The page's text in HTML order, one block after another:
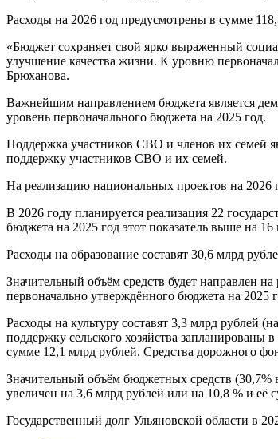
Расходы на 2026 год предусмотрены в сумме
«Бюджет сохраняет свой ярко выраженный
улучшение качества жизни. К уровню
Брюханова.
Важнейшим направлением бюджета является
уровень первоначального бюджета на 2025 год.
Поддержка участников СВО и членов их семей
поддержку участников СВО и их семей.
На реализацию национальных проектов на 2026
В 2026 году планируется реализация 22
бюджета на 2025 год этот показатель выше на
Расходы на образование составят 30,6 млрд
Значительный объём средств будет направлен
первоначально утверждённого бюджета на 2025
Расходы на культуру составят 3,3 млрд рублей
поддержку сельского хозяйства
сумме 12,1 млрд рублей. Средства дорожного
Значительный объём бюджетных средств
увеличен на 3,6 млрд рублей или на 10,8 % и её
Государственный долг Ульяновской области в